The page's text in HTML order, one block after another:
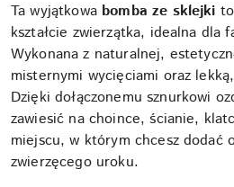
Ta wyjątkowa bomba ze sklejki
kształcie zwierzątka, idealna dla
Wykonana z naturalnej,
misternymi wycięciami oraz
Dzięki dołączonemu sznurkowi
zawiesić na choince, ścianie,
miejscu, w którym chcesz dodać
zwierzęcego uroku.